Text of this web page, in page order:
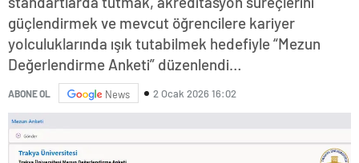
güçlendirmek ve mevcut öğrencilere kariyer
yolculuklarında ışık tutabilmek hedefiyle “Mezun
Değerlendirme Anketi” düzenlendi…
ABONE OL News 2 Ocak 2026 16:02